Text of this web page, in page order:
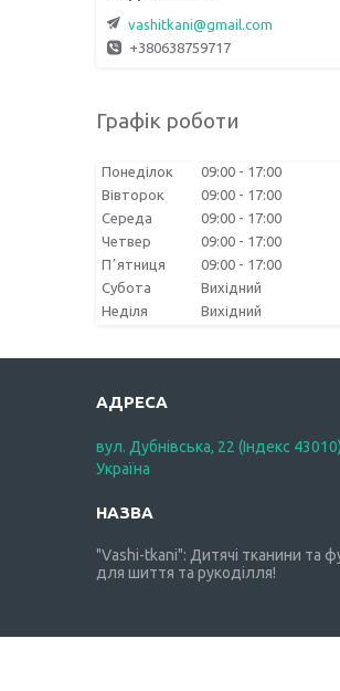
vashitkani@gmail.com
+380638759717
Графік роботи
Понеділок 09:00
17:00
Вівторок
09:00
17:00
Середа
09:00
17:00
Четвер
09:00
17:00
Пʼятниця
09:00
17:00
Субота
Вихідний
Неділя
Вихідний
вул. Дубнівська, 22 (Індекс
Україна
"Vashi-tkani": Дитячі тканини та
для шиття та рукоділля!